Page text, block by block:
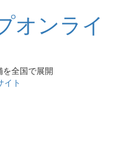
全国で展開
イト